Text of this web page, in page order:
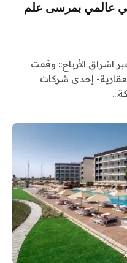
عالمي بمرسى علم
اشراق الأرباح:: وقعت
إحدى شركات